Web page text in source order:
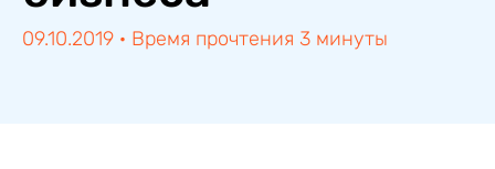
09.10.2019 · Время прочтения 3 минуты